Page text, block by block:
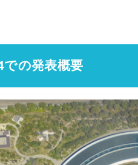
での発表概要